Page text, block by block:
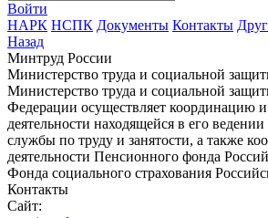
Войти
НАРК НСПК Документы Контакты
Назад
Минтруд России
Министерство труда и социальной
Министерство труда и социальной
Федерации осуществляет координацию и
деятельности находящейся в его
службы по труду и занятости, а также
деятельности Пенсионного фонда
Фонда социального страхования
Контакты
Сайт: